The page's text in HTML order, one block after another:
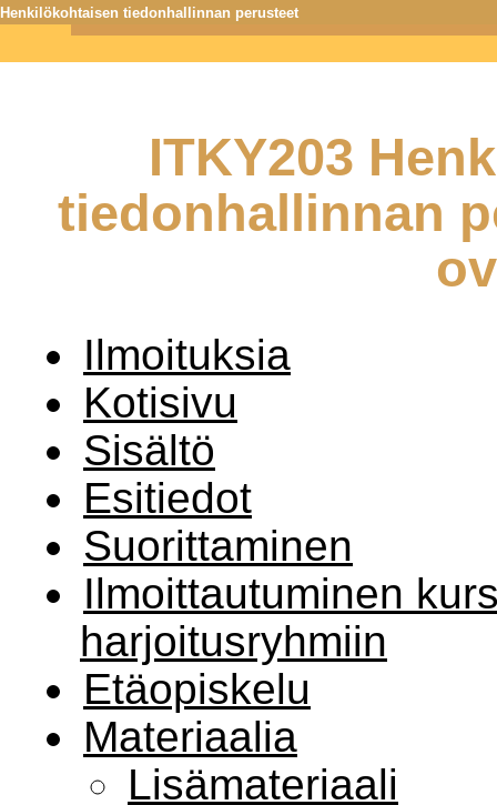
ITKY203
tiedonhallinnan
Ilmoituksia
Kotisivu
Sisältö
Esitiedot
Suorittaminen
Ilmoittautuminen
harjoitusryhmiin
Etäopiskelu
Materiaalia
Lisämateriaali
Informaatioteknologia - Jyväskylän yliopiston IT-tiedekunta
Henkilökohtaisen tiedonhallinnan perusteet